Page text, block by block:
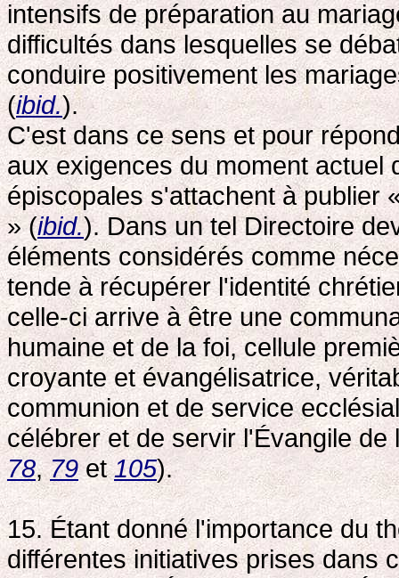
intensifs de préparation au
difficultés dans lesquelles se
conduire positivement les
(ibid.).
C'est dans ce sens et pour
aux exigences du moment actuel
épiscopales s'attachent à publier
» (ibid.). Dans un tel Directoire
éléments considérés comme
tende à récupérer l'identité
celle-ci arrive à être une
humaine et de la foi, cellule
croyante et évangélisatrice,
communion et de service
célébrer et de servir l'Évangile de
78,79et105).
15. Étant donné l'importance du
différentes initiatives prises dans